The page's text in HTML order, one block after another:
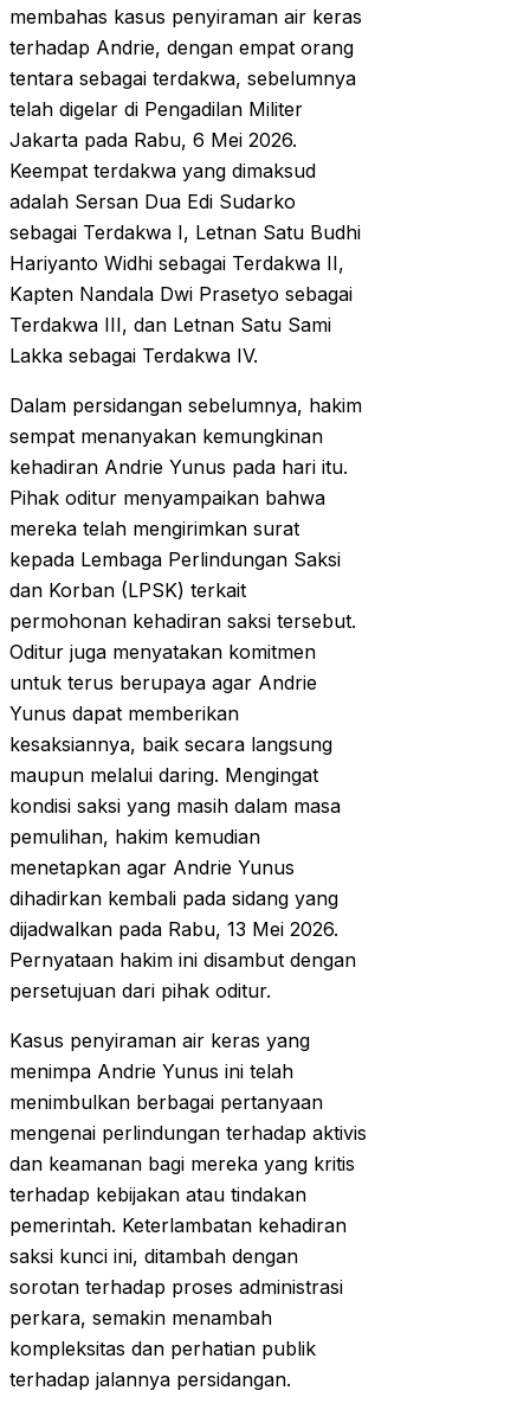
membahas kasus penyiraman air keras
terhadap Andrie, dengan empat orang
tentara sebagai terdakwa, sebelumnya
telah digelar di Pengadilan Militer
Jakarta pada Rabu, 6 Mei 2026.
Keempat terdakwa yang dimaksud
adalah Sersan Dua Edi Sudarko
sebagai Terdakwa I, Letnan Satu Budhi
Hariyanto Widhi sebagai Terdakwa II,
Kapten Nandala Dwi Prasetyo sebagai
Terdakwa III, dan Letnan Satu Sami
Lakka sebagai Terdakwa IV.
Dalam persidangan sebelumnya, hakim
sempat menanyakan kemungkinan
kehadiran Andrie Yunus pada hari itu.
Pihak oditur menyampaikan bahwa
mereka telah mengirimkan surat
kepada Lembaga Perlindungan Saksi
dan Korban (LPSK) terkait
permohonan kehadiran saksi tersebut.
Oditur juga menyatakan komitmen
untuk terus berupaya agar Andrie
Yunus dapat memberikan
kesaksiannya, baik secara langsung
maupun melalui daring. Mengingat
kondisi saksi yang masih dalam masa
pemulihan, hakim kemudian
menetapkan agar Andrie Yunus
dihadirkan kembali pada sidang yang
dijadwalkan pada Rabu, 13 Mei 2026.
Pernyataan hakim ini disambut dengan
persetujuan dari pihak oditur.
Kasus penyiraman air keras yang
menimpa Andrie Yunus ini telah
menimbulkan berbagai pertanyaan
mengenai perlindungan terhadap aktivis
dan keamanan bagi mereka yang kritis
terhadap kebijakan atau tindakan
pemerintah. Keterlambatan kehadiran
saksi kunci ini, ditambah dengan
sorotan terhadap proses administrasi
perkara, semakin menambah
kompleksitas dan perhatian publik
terhadap jalannya persidangan.